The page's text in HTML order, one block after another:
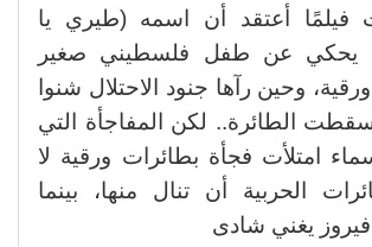
فيلمًا أعتقد أن اسمه (طيري يا
يحكي عن طفل فلسطيني صغير
وحين رآها جنود الاحتلال شنوا
الطائرة.. لكن المفاجأة التي
امتلأت فجأة بطائرات ورقية لا
الحربية أن تنال منها، بينما
يغني شادى